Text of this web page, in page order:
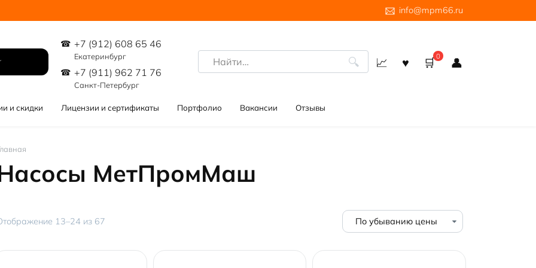
info@mpm66.ru
+7 (912) 608 65 46
Екатеринбург
+7 (911) 962 71 76
Санкт-Петербург
Search
for:
0
и скидки Лицензии и сертификаты Портфолио Вакансии Отзывы
МетПромМаш
13–24 из 67